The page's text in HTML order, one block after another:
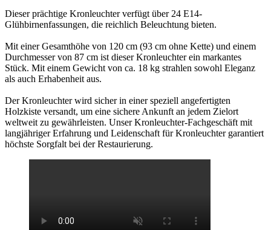
Dieser prächtige Kronleuchter verfügt über 24 E14-
Glühbirnenfassungen, die reichlich Beleuchtung bieten.
Mit einer Gesamthöhe von 120 cm (93 cm ohne Kette) und einem
Durchmesser von 87 cm ist dieser Kronleuchter ein markantes
Stück. Mit einem Gewicht von ca. 18 kg strahlen sowohl Eleganz
als auch Erhabenheit aus.
Der Kronleuchter wird sicher in einer speziell angefertigten
Holzkiste versandt, um eine sichere Ankunft an jedem Zielort
weltweit zu gewährleisten. Unser Kronleuchter-Fachgeschäft mit
langjähriger Erfahrung und Leidenschaft für Kronleuchter garantiert
höchste Sorgfalt bei der Restaurierung.